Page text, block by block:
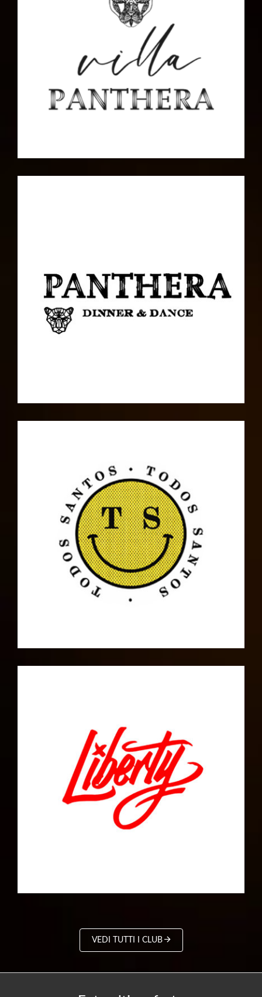
VEDI TUTTI I CLUB